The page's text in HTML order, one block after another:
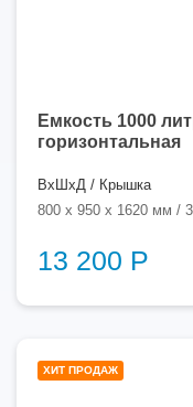
Емкость 1000
горизонтальная
ВхШхД / Крышка
800 x 950 x 1620 мм /
13 200 Р
ХИТ ПРОДАЖ